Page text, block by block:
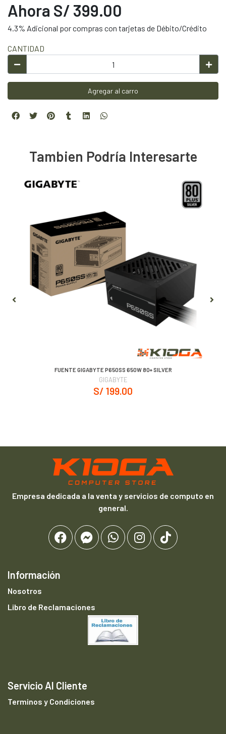
Ahora S/ 399.00
4.3% Adicional por compras con tarjetas de Débito/Crédito
CANTIDAD
Agregar al carro
Tambien Podría Interesarte
FUENTE GIGABYTE P650SS 650W 80+ SILVER
GIGABYTE
S/ 199.00
Empresa dedicada a la venta y servicios de computo en
general.
Información
Nosotros
Libro de Reclamaciones
Servicio Al Cliente
Terminos y Condiciones